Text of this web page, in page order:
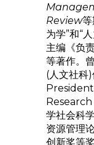
Review等
为学”和“
主编《负
等著作。
(人文社科
学社会科
资源管理
创新奖等